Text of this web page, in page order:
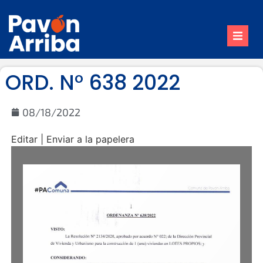
Inicio
Nuestro Pueblo
Trámites
Contacto
Reuniones de Comisión
ORD. N° 638 2022
08/18/2022
Editar | Enviar a la papelera